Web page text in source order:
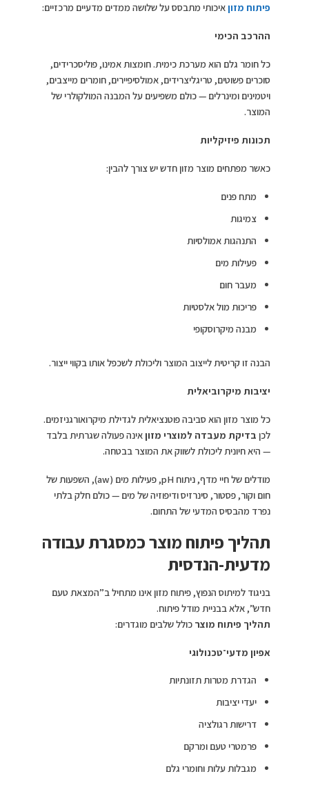
פיתוח מזוןאיכותי מתבסס על שלושה ממדים מדעיים מרכזיים:
ההרכב הכימי
כל חומר גלם הוא מערכת כימית. חומצות אמינו, פוליסכרידים,
סוכרים פשוטים, טריגליצרידים, אמולסיפיירים, חומרים מייצבים,
ויטמינים ומינרלים — כולם משפיעים על המבנה המולקולרי של
המוצר.
תכונות פיזיקליות
כאשר מפתחים מוצר מזון חדש יש צורך להבין:
מתח פנים
צמיגות
התנהגות אמולסיות
פעילות מים
מעבר חום
פריכוּת מול אלסטיות
מבנה מיקרוסקופי
הבנה זו קריטית לייצוב המוצר וליכולת לשכפל אותו בקווי ייצור.
יציבות מיקרוביאלית
כל מוצר מזון הוא סביבה פוטנציאלית לגדילת מיקרואורגניזמים.
לכן בדיקת מעבדה למוצרי מזון אינה פעולה שגרתית בלבד
— היא חיונית ליכולת לשווק את המוצר בבטחה.
מודלים של חיי מדף, ניתוח pH, פעילות מים (aw), השפעות של
חום וקור, פסטור, סינרזיס ודיפוזיה של מים — כולם חלק בלתי
נפרד מהבסיס המדעי של התחום.
תהליך פיתוח מוצר כמסגרת עבודה
מדעית-הנדסית
בניגוד למיתוס הנפוץ, פיתוח מזון אינו מתחיל ב”המצאת טעם
חדש”, אלא בבניית מודל פיתוח.
תהליך פיתוח מוצר כולל שלבים מוגדרים:
אפיון מדעי־טכנולוגי
הגדרת מטרות תזונתיות
יעדי יציבות
דרישות רגולציה
פרמטרי טעם ומרקם
מגבלות עלות וחומרי גלם